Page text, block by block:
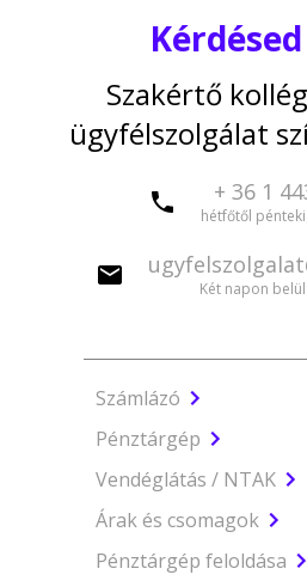
Szakértő
ügyfélszolgálat
+ 36 1
hétfőtől
Két napon
Számlázó
Pénztárgép
Vendéglátás / NTAK
Árak és csomagok
Pénztárgép feloldása